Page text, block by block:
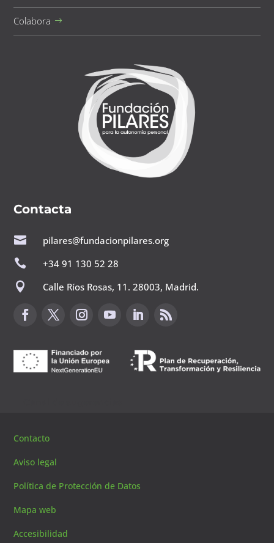
Colabora
Contacta

pilares@fundacionpilares.org

+34 91 130 52 28

Calle Ríos Rosas, 11. 28003, Madrid.
Contacto
Aviso legal
Política de Protección de Datos
Mapa web
Accesibilidad